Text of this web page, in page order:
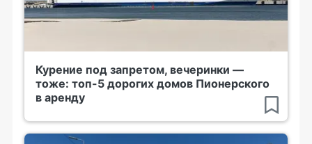
Курение под запретом, вечеринки —
тоже: топ-5 дорогих домов Пионерского
в аренду